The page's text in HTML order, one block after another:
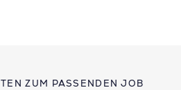
ZUM PASSENDEN JOB